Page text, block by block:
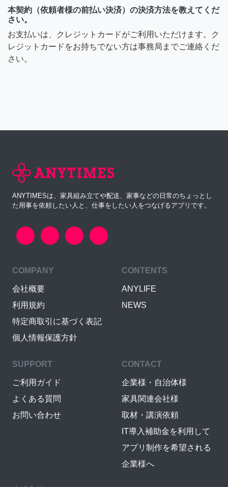
本契約（依頼者様の前払い決済）の決済方法を教えてくだ
さい。
お支払いは、クレジットカードがご利用いただけます。ク
レジットカードをお持ちでない方は事務局までご連絡くだ
さい。
ANYTIMESは、家具組み立てや配送、家事などの日常のちょっとし
た用事を依頼したい人と、仕事をしたい人をつなげるアプリです。
COMPANY
会社概要
利用規約
特定商取引に基づく表記
個人情報保護方針
CONTENTS
ANYLIFE
NEWS
SUPPORT
ご利用ガイド
よくある質問
お問い合わせ
CONTACT
企業様・自治体様
家具関連会社様
取材・講演依頼
IT導入補助金を利用して
アプリ制作を希望される
企業様へ